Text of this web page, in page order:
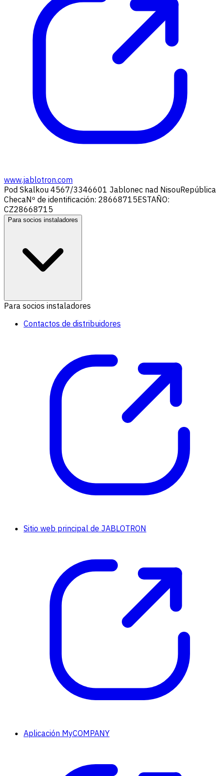
www.jablotron.com
Pod Skalkou 4567/3346601 Jablonec nad NisouRepública
ChecaNº de identificación: 28668715ESTAÑO:
CZ28668715
Para socios instaladores
Para socios instaladores
Contactos de distribuidores
Sitio web principal de JABLOTRON
Aplicación MyCOMPANY